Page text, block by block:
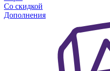
Со скидкой
Дополнения